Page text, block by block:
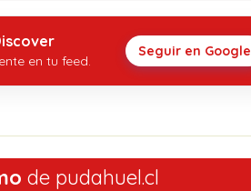
en tu feed.
Seguir en Google
de pudahuel.cl